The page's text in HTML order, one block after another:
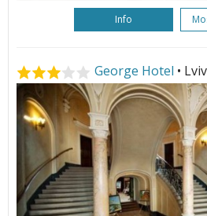
Info
George Hotel • Lviv